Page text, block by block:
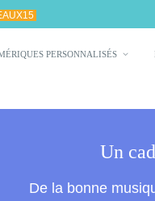
PERSONNALISÉS
Un
De la bonne